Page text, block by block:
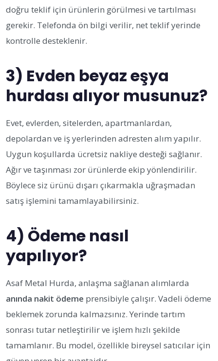
doğru teklif için ürünlerin görülmesi ve tartılması
gerekir. Telefonda ön bilgi verilir, net teklif yerinde
kontrolle desteklenir.
3) Evden beyaz eşya
hurdası alıyor musunuz?
Evet, evlerden, sitelerden, apartmanlardan,
depolardan ve iş yerlerinden adresten alım yapılır.
Uygun koşullarda ücretsiz nakliye desteği sağlanır.
Ağır ve taşınması zor ürünlerde ekip yönlendirilir.
Böylece siz ürünü dışarı çıkarmakla uğraşmadan
satış işlemini tamamlayabilirsiniz.
4) Ödeme nasıl
yapılıyor?
Asaf Metal Hurda, anlaşma sağlanan alımlarda
anında nakit ödeme prensibiyle çalışır. Vadeli ödeme
beklemek zorunda kalmazsınız. Yerinde tartım
sonrası tutar netleştirilir ve işlem hızlı şekilde
tamamlanır. Bu model, özellikle bireysel satıcılar için